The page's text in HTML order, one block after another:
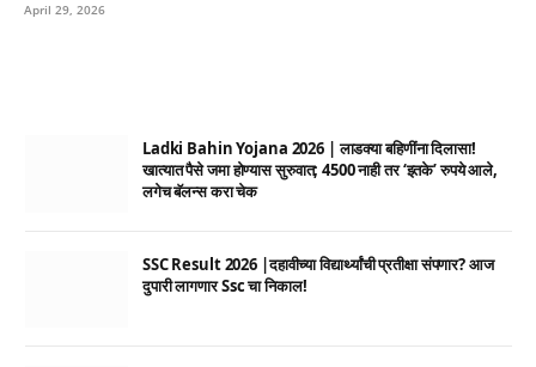
April 29, 2026
Ladki Bahin Yojana 2026 | लाडक्या बहिणींना दिलासा!
खात्यात पैसे जमा होण्यास सुरुवात; 4500 नाही तर ‘इतके’ रुपये आले,
लगेच बॅलन्स करा चेक
SSC Result 2026 |दहावीच्या विद्यार्थ्यांची प्रतीक्षा संपणार? आज
दुपारी लागणार Ssc चा निकाल!